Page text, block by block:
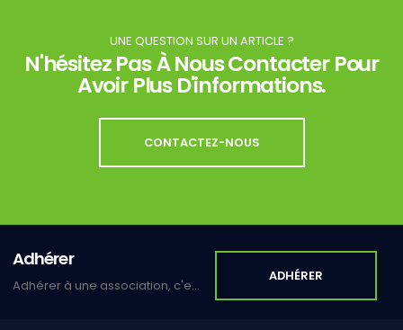
UNE QUESTION SUR UN ARTICLE ?
N'hésitez Pas À Nous Contacter Pour
Avoir Plus D'informations.
CONTACTEZ-NOUS
Adhérer
Adhérer à une association, c'est s'inscrire dans un lien de solidarité et de partage.
ADHÉRER